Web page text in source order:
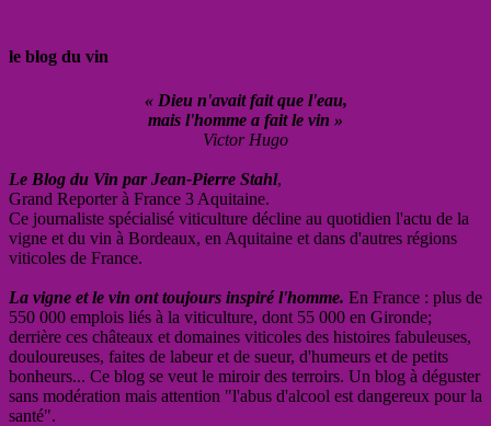
le blog du vin
« Dieu n'avait fait que l'eau,
mais l'homme a fait le vin »
Victor Hugo
Le Blog du Vin par Jean-Pierre Stahl,
Grand Reporter à France 3 Aquitaine.
Ce journaliste spécialisé viticulture décline au quotidien l'actu de la
vigne et du vin à Bordeaux, en Aquitaine et dans d'autres régions
viticoles de France.
La vigne et le vin ont toujours inspiré l'homme. En France : plus de
550 000 emplois liés à la viticulture, dont 55 000 en Gironde;
derrière ces châteaux et domaines viticoles des histoires fabuleuses,
douloureuses, faites de labeur et de sueur, d'humeurs et de petits
bonheurs... Ce blog se veut le miroir des terroirs. Un blog à déguster
sans modération mais attention "l'abus d'alcool est dangereux pour la
santé".